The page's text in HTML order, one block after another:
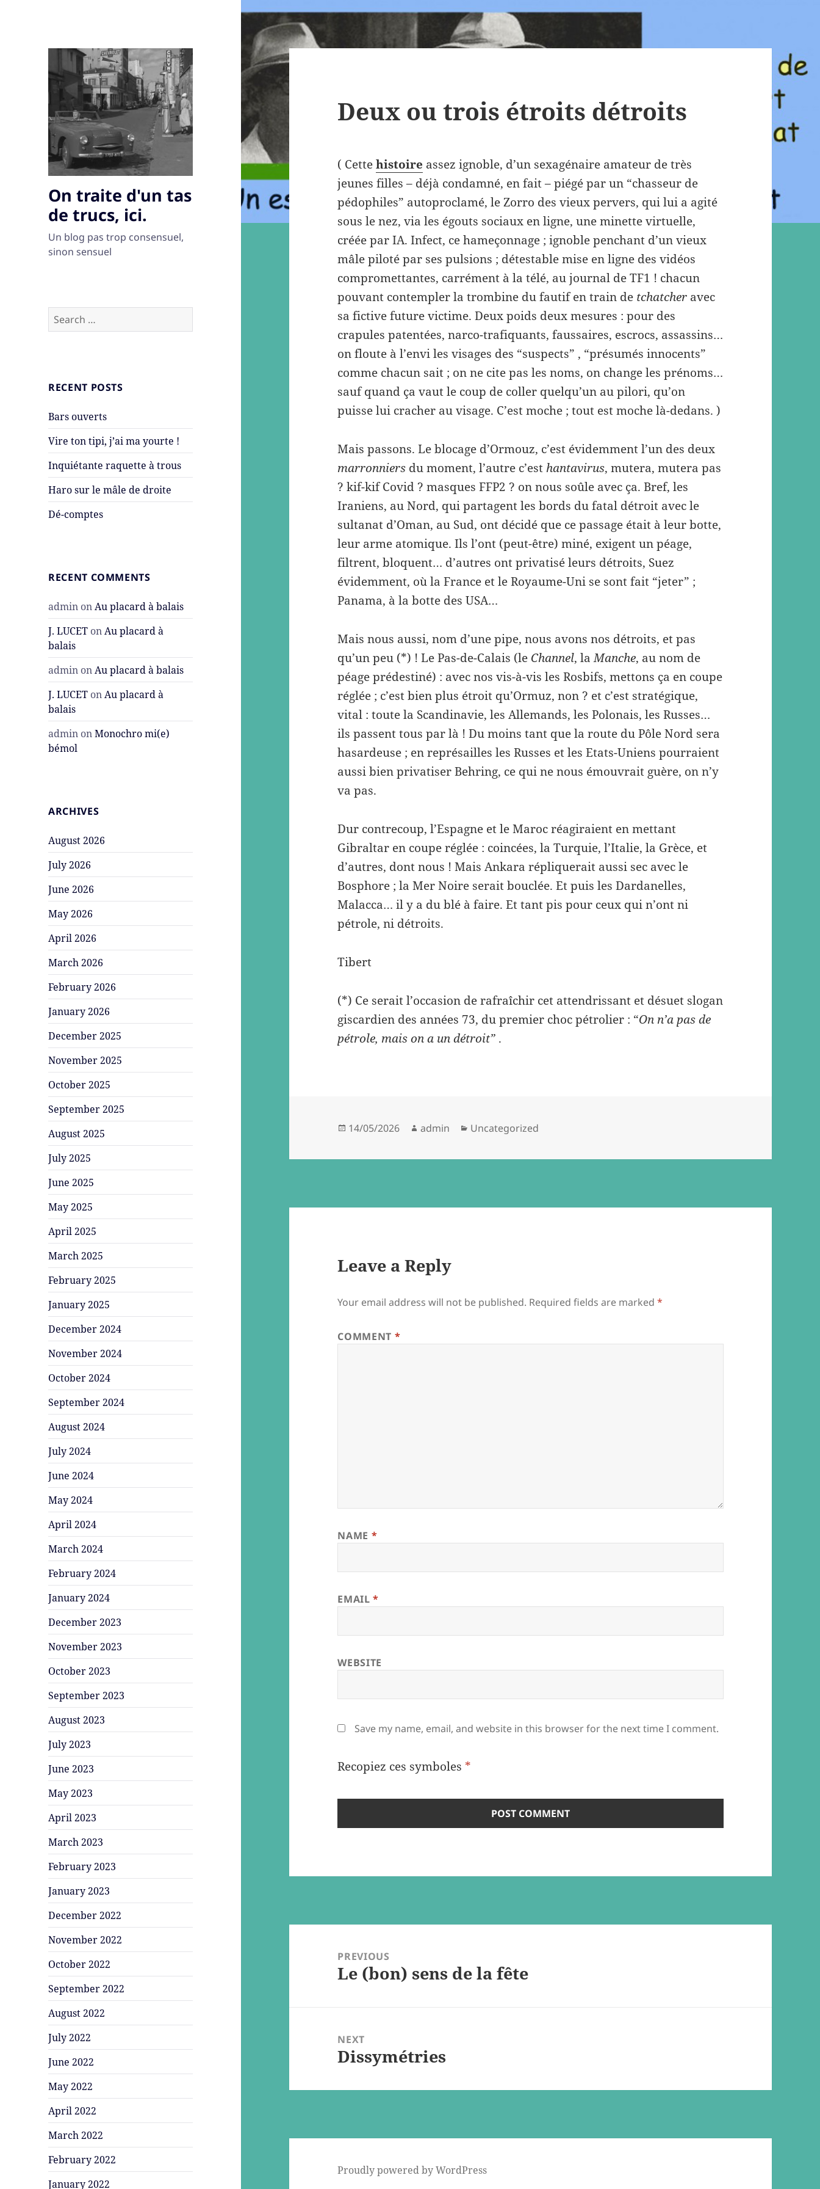
On traite d'un tas
de trucs, ici.
Un blog pas trop consensuel,
sinon sensuel
Search
for:
RECENT POSTS
Bars ouverts
Vire ton tipi, j’ai ma yourte !
Inquiétante raquette à trous
Haro sur le mâle de droite
Dé-comptes
RECENT COMMENTS
admin onAu placard à balais
J. LUCET onAu placard à
balais
admin onAu placard à balais
J. LUCET onAu placard à
balais
admin onMonochro mi(e)
bémol
ARCHIVES
August 2026
July 2026
June 2026
May 2026
April 2026
March 2026
February 2026
January 2026
December 2025
November 2025
October 2025
September 2025
August 2025
July 2025
June 2025
May 2025
April 2025
March 2025
February 2025
January 2025
December 2024
November 2024
October 2024
September 2024
August 2024
July 2024
June 2024
May 2024
April 2024
March 2024
February 2024
January 2024
December 2023
November 2023
October 2023
September 2023
August 2023
July 2023
June 2023
May 2023
April 2023
March 2023
February 2023
January 2023
December 2022
November 2022
October 2022
September 2022
August 2022
July 2022
June 2022
May 2022
April 2022
March 2022
February 2022
January 2022
Deux ou trois étroits détroits
( Cettehistoire assez ignoble, d’un sexagénaire amateur de très
jeunes filles – déjà condamné, en fait – piégé par un “chasseur de
pédophiles” autoproclamé, le Zorro des vieux pervers, qui lui a agité
sous le nez, via les égouts sociaux en ligne, une minette virtuelle,
créée par IA. Infect, ce hameçonnage ; ignoble penchant d’un vieux
mâle piloté par ses pulsions ; détestable mise en ligne des vidéos
compromettantes, carrément à la télé, au journal de TF1 ! chacun
pouvant contempler la trombine du fautif en train de tchatcher avec
sa fictive future victime. Deux poids deux mesures : pour des
crapules patentées, narco-trafiquants, faussaires, escrocs, assassins…
on floute à l’envi les visages des “suspects” , “présumés innocents”
comme chacun sait ; on ne cite pas les noms, on change les prénoms…
sauf quand ça vaut le coup de coller quelqu’un au pilori, qu’on
puisse lui cracher au visage. C’est moche ; tout est moche là-dedans. )
Mais passons. Le blocage d’Ormouz, c’est évidemment l’un des deux
marronniers du moment, l’autre c’est hantavirus, mutera, mutera pas
? kif-kif Covid ? masques FFP2 ? on nous soûle avec ça. Bref, les
Iraniens, au Nord, qui partagent les bords du fatal détroit avec le
sultanat d’Oman, au Sud, ont décidé que ce passage était à leur botte,
leur arme atomique. Ils l’ont (peut-être) miné, exigent un péage,
filtrent, bloquent… d’autres ont privatisé leurs détroits, Suez
évidemment, où la France et le Royaume-Uni se sont fait “jeter” ;
Panama, à la botte des USA…
Mais nous aussi, nom d’une pipe, nous avons nos détroits, et pas
qu’un peu (*) ! Le Pas-de-Calais (le Channel, laManche, au nom de
péage prédestiné) : avec nos vis-à-vis les Rosbifs, mettons ça en coupe
réglée ; c’est bien plus étroit qu’Ormuz, non ? et c’est stratégique,
vital : toute la Scandinavie, les Allemands, les Polonais, les Russes…
ils passent tous par là ! Du moins tant que la route du Pôle Nord sera
hasardeuse ; en représailles les Russes et les Etats-Uniens pourraient
aussi bien privatiser Behring, ce qui ne nous émouvrait guère, on n’y
va pas.
Dur contrecoup, l’Espagne et le Maroc réagiraient en mettant
Gibraltar en coupe réglée : coincées, la Turquie, l’Italie, la Grèce, et
d’autres, dont nous ! Mais Ankara répliquerait aussi sec avec le
Bosphore ; la Mer Noire serait bouclée. Et puis les Dardanelles,
Malacca… il y a du blé à faire. Et tant pis pour ceux qui n’ont ni
pétrole, ni détroits.
Tibert
(*) Ce serait l’occasion de rafraîchir cet attendrissant et désuet slogan
giscardien des années 73, du premier choc pétrolier : “On n’a pas de
pétrole, mais on a un détroit” .
Posted
14/05/2026 Author
admin Categories
Uncategorized
Leave a Reply
Your email address will not be published. Required fields are marked*
COMMENT *
NAME *
EMAIL*
WEBSITE
Save my name, email, and website in this browser for the next time I comment.
Recopiez ces symboles *
navigationPREVIOUS
Previous
Le (bon) sens de la fête
NEXT
Next
Dissymétries
Proudly powered by WordPress